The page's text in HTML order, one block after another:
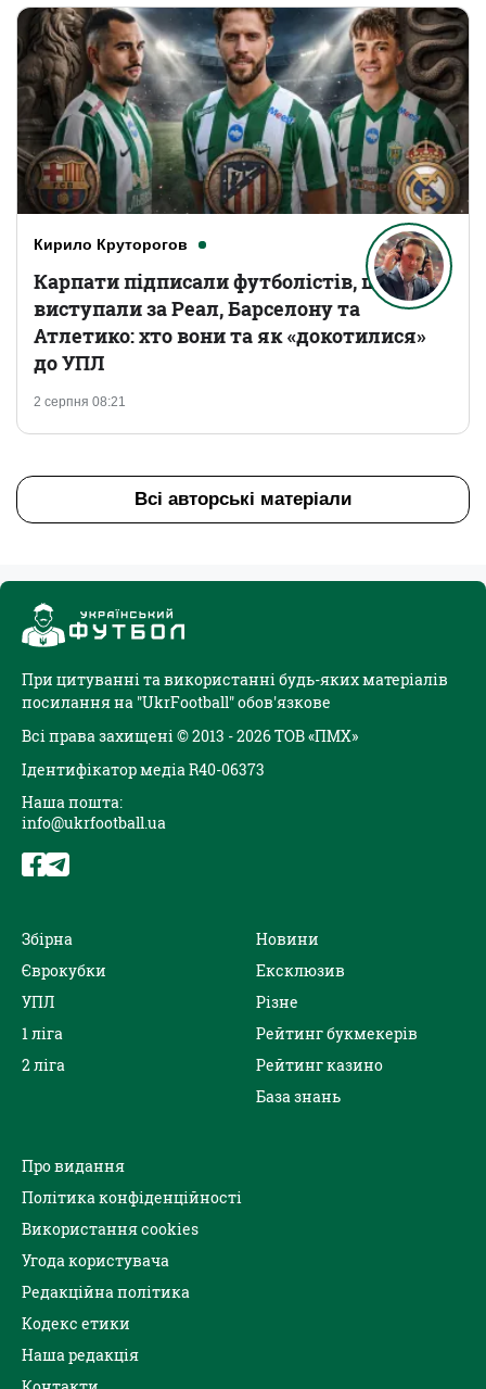
Кирило Круторогов
2 серпня 08:21
Карпати підписали футболістів, що
виступали за Реал, Барселону та
Атлетико: хто вони та як «докотилися»
до УПЛ
Всі авторські матеріали
При цитуванні та використанні будь-яких матеріалів
посилання на "UkrFootball" обов'язкове
Всі права захищені © 2013 - 2026 ТОВ «ПМХ»
Ідентифікатор медіа R40-06373
Наша пошта:
info@ukrfootball.ua
Збірна
Єврокубки
УПЛ
1 ліга
2 ліга
Новини
Ексклюзив
Різне
Рейтинг букмекерів
Рейтинг казино
База знань
Про видання
Політика конфіденційності
Використання cookies
Угода користувача
Редакційна політика
Кодекс етики
Наша редакція